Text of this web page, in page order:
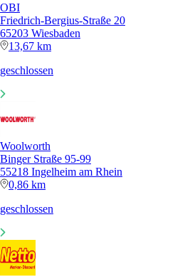
OBI
Friedrich-Bergius-Straße 20
65203 Wiesbaden
13,67 km
geschlossen
Woolworth
Binger Straße 95-99
55218 Ingelheim am Rhein
0,86 km
geschlossen